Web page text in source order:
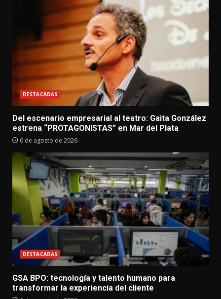
DESTACADAS
Del escenario empresarial al teatro: Gaita González
estrena “PROTAGONISTAS” en Mar del Plata
6 de agosto de 2026
DESTACADAS
GSA BPO: tecnología y talento humano para
transformar la experiencia del cliente